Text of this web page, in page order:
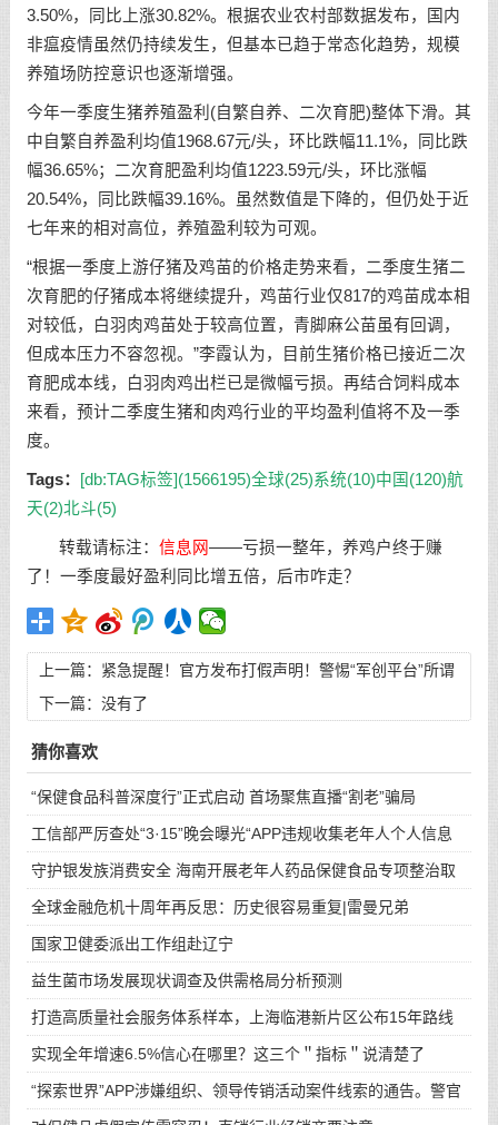
3.50%，同比上涨30.82%。根据农业农村部数据发布，国内
非瘟疫情虽然仍持续发生，但基本已趋于常态化趋势，规模
养殖场防控意识也逐渐增强。
今年一季度生猪养殖盈利(自繁自养、二次育肥)整体下滑。其
中自繁自养盈利均值1968.67元/头，环比跌幅11.1%，同比跌
幅36.65%；二次育肥盈利均值1223.59元/头，环比涨幅
20.54%，同比跌幅39.16%。虽然数值是下降的，但仍处于近
七年来的相对高位，养殖盈利较为可观。
“根据一季度上游仔猪及鸡苗的价格走势来看，二季度生猪二
次育肥的仔猪成本将继续提升，鸡苗行业仅817的鸡苗成本相
对较低，白羽肉鸡苗处于较高位置，青脚麻公苗虽有回调，
但成本压力不容忽视。”李霞认为，目前生猪价格已接近二次
育肥成本线，白羽肉鸡出栏已是微幅亏损。再结合饲料成本
来看，预计二季度生猪和肉鸡行业的平均盈利值将不及一季
度。
Tags： [db:TAG标签](1566195)全球(25)系统(10)中国(120)航
天(2)北斗(5)
转载请标注：信息网——亏损一整年，养鸡户终于赚
了！一季度最好盈利同比增五倍，后市咋走？
上一篇： 紧急提醒！官方发布打假声明！警惕“军创平台”所谓
“创业无息贷款”系传销诈骗！
下一篇：没有了
猜你喜欢
“保健食品科普深度行”正式启动 首场聚焦直播“割老”骗局
工信部严厉查处“3·15”晚会曝光“APP违规收集老年人个人信息
守护银发族消费安全 海南开展老年人药品保健食品专项整治取
得
全球金融危机十周年再反思：历史很容易重复|雷曼兄弟
国家卫健委派出工作组赴辽宁
益生菌市场发展现状调查及供需格局分析预测
打造高质量社会服务体系样本，上海临港新片区公布15年路线
图
实现全年增速6.5%信心在哪里？这三个＂指标＂说清楚了
“探索世界”APP涉嫌组织、领导传销活动案件线索的通告。警官